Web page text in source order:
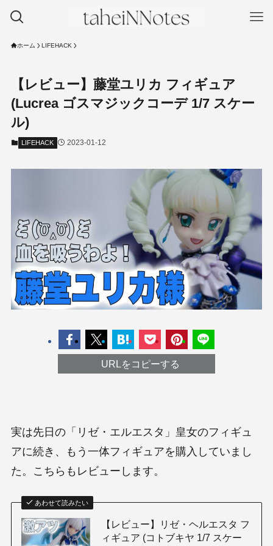
ホーム LIFEHACK
【レビュー】藤堂ユリカ フィギュア
(Lucrea ゴスマジックコーデ 1/7 スケー
ル)
LIFEHACK 2023-01-12
URLをコピーする
実は先日の「リゼ・エルエスタ」皇女のフィギュ
アに続き、もう一体フィギュアを購入していまし
た。こちらもレビューします。
あわせて読みたい
【レビュー】リゼ・ヘルエスタ フ
ィギュア (コトブキヤ 1/7 スケー